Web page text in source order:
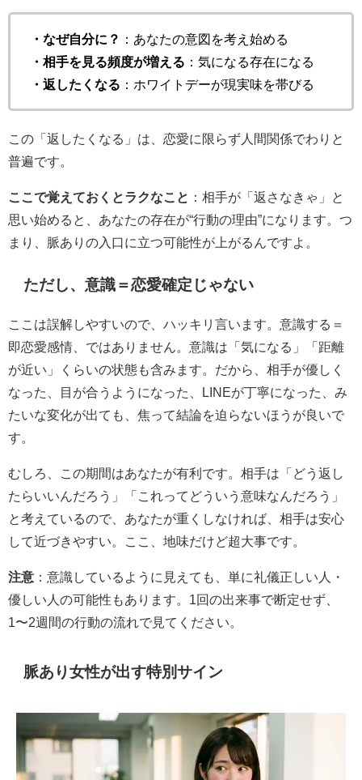
・なぜ自分に？
：あなたの意図を考え始める
・相手を見る頻度が増える ：気になる存在になる
・返したくなる ：ホワイトデーが現実味を帯びる
この「返したくなる」は、恋愛に限らず人間関係でわりと
普遍です。
ここで覚えておくとラクなこと ：相手が「返さなきゃ」と
思い始めると、あなたの存在が“行動の理由”になります。つ
まり、脈ありの入口に立つ可能性が上がるんですよ。
ただし、意識＝恋愛確定じゃない
ここは誤解しやすいので、ハッキリ言います。意識する＝
即恋愛感情、ではありません。意識は「気になる」「距離
が近い」くらいの状態も含みます。だから、相手が優しく
なった、目が合うようになった、LINEが丁寧になった、み
たいな変化が出ても、焦って結論を迫らないほうが良いで
す。
むしろ、この期間はあなたが有利です。相手は「どう返し
たらいいんだろう」「これってどういう意味なんだろう」
と考えているので、あなたが重くしなければ、相手は安心
して近づきやすい。ここ、地味だけど超大事です。
注意 ：意識しているように見えても、単に礼儀正しい人・
優しい人の可能性もあります。1回の出来事で断定せず、
1〜2週間の行動の流れ で見てください。
脈あり女性が出す特別サイン